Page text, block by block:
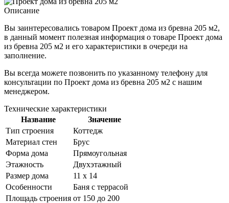
Описание
Вы заинтересовались товаром Проект дома из бревна 205 м2,
в данный момент полезная информация о товаре Проект дома
из бревна 205 м2 и его характеристики в очереди на
заполнение.
Вы всегда можете позвонить по указанному телефону для
консультации по Проект дома из бревна 205 м2 с нашим
менеджером.
Технические характеристики
Название
Значение
Тип строения
Коттедж
Материал стен
Брус
Форма дома
Прямоугольная
Этажность
Двухэтажный
Размер дома
11 x 14
Особенности
Баня с террасой
Площадь строения от 150 до 200